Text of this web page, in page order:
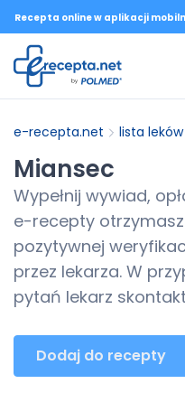
Recepta online w aplikacji
e-recepta.net lista leków
Miansec
Wypełnij wywiad,
e-recepty otrzymasz
pozytywnej
przez lekarza. W
pytań lekarz
Dodaj do recepty